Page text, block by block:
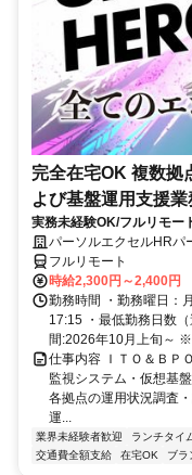
完全在宅OK 複数拠
よび基盤運用支援業
実務未経験OK/フルリモー
ちょっと♪
パーソルエクセルHRパ
フルリモート
時給2,300円～2,400円
勤務時間 ・勤務曜日：
17:15 ・最低勤務日数
間:2026年10月上旬～
仕事内容 ＩＴＯ＆ＢＰ
監視システム・仮想基
各拠点の運用状況調査
運...
業界未経験者歓迎 ランチタイ
交通費全額支給
在宅OK ブラ